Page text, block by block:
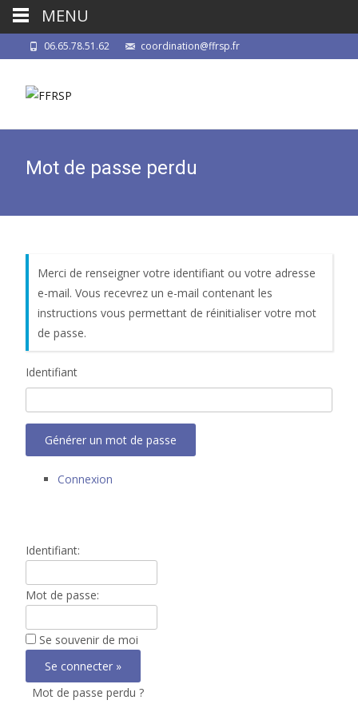
06.65.78.51.62 coordination@ffrsp.fr
Mot de passe perdu
Merci de renseigner votre identifiant ou votre adresse
e-mail. Vous recevrez un e-mail contenant les
instructions vous permettant de réinitialiser votre mot
de passe.
Identifiant
Générer un mot de passe
Connexion
Identifiant:
Mot de passe:
Se souvenir de moi
Mot de passe perdu ?
MENU